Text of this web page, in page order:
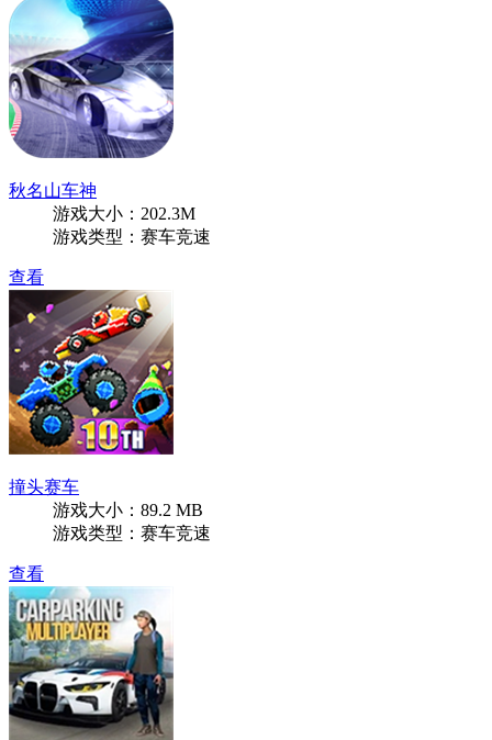
秋名山车神
游戏大小：202.3M
游戏类型：赛车竞速
查看
撞头赛车
游戏大小：89.2 MB
游戏类型：赛车竞速
查看